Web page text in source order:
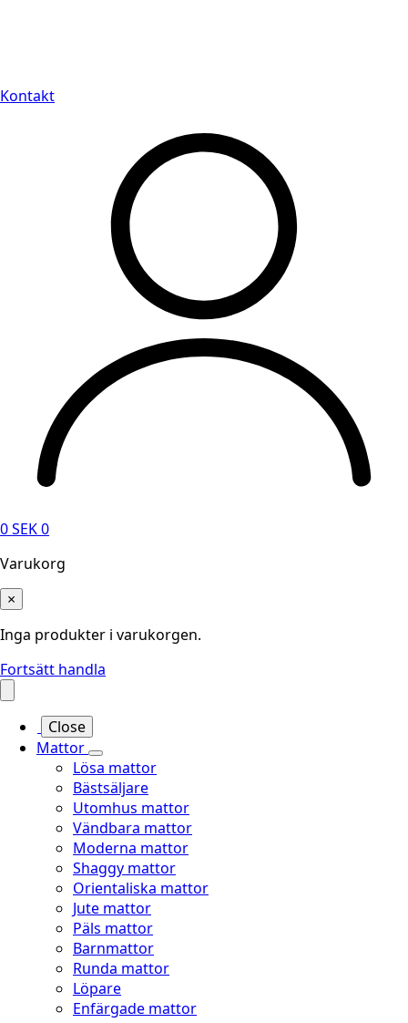
Kontakt
0SEK0
Varukorg
×
Inga produkter i varukorgen.
Fortsätt handla
Close
Mattor
Lösa mattor
Bästsäljare
Utomhus mattor
Vändbara mattor
Moderna mattor
Shaggy mattor
Orientaliska mattor
Jute mattor
Päls mattor
Barnmattor
Runda mattor
Löpare
Enfärgade mattor